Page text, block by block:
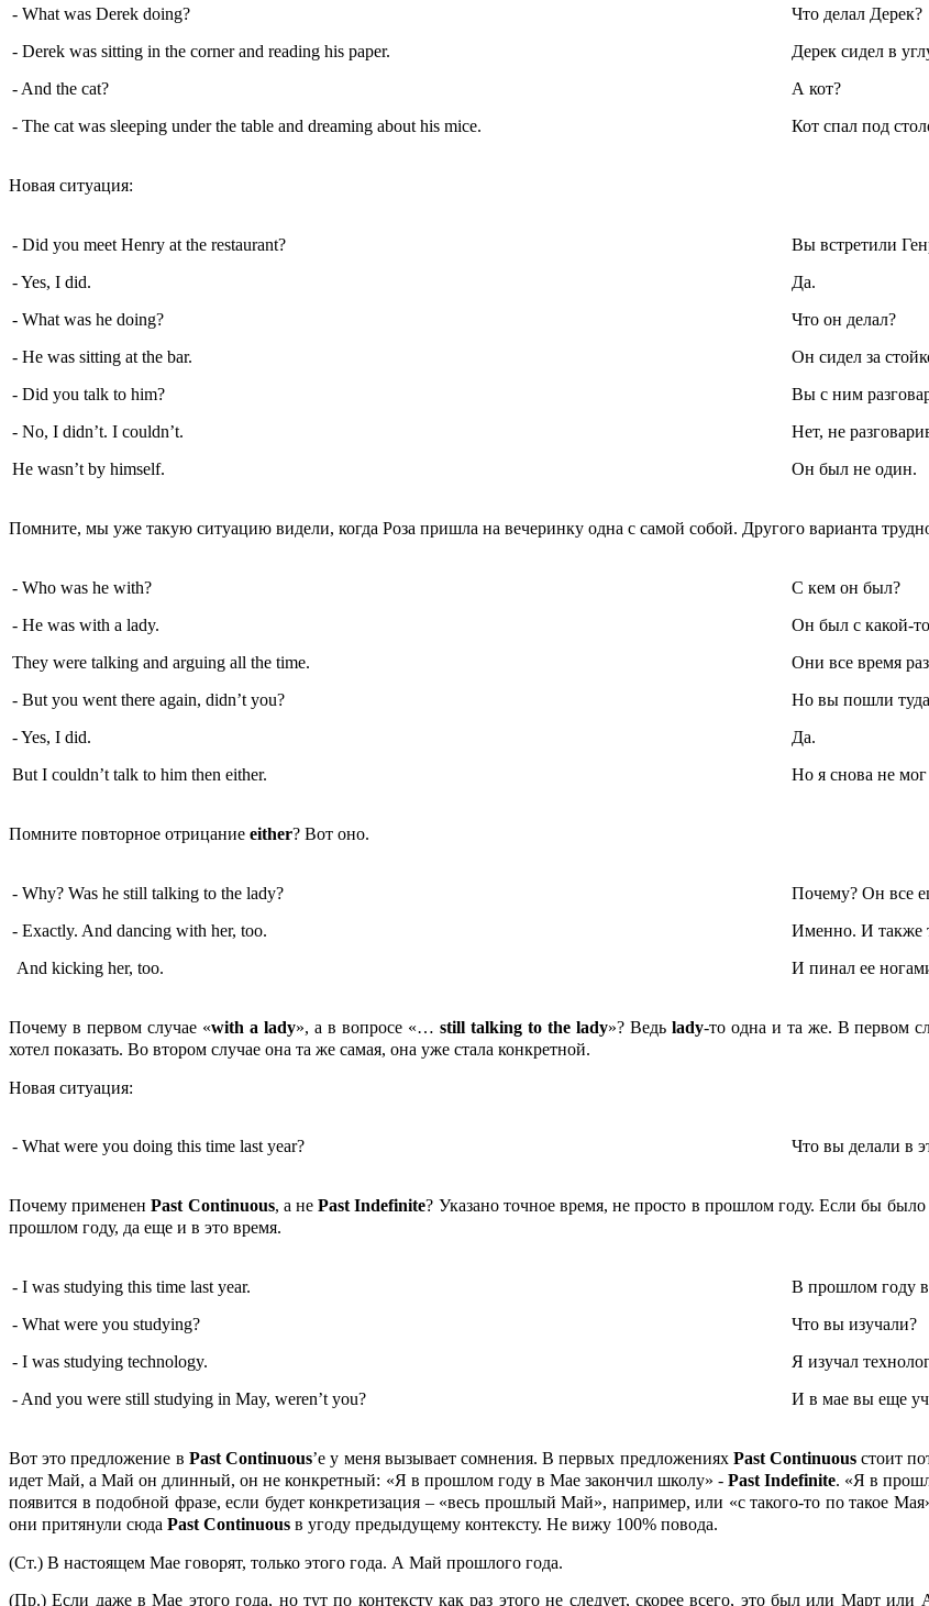
- What was Derek doing?
- Derek was sitting in the corner and reading his paper.
- And the cat?
- The cat was sleeping under the table and dreaming about his mice.
Что делал Дерек?
Дерек сидел в
А кот?
Кот спал под
Новая ситуация:
- Did you meet Henry at the restaurant?
- Yes, I did.
- What was he doing?
- He was sitting at the bar.
- Did you talk to him?
- No, I didn’t. I couldn’t.
He wasn’t by himself.
Вы встретили
Да.
Что он делал?
Он сидел за
Вы с ним
Нет, не
Он был не один.
Помните, мы уже такую ситуацию видели, когда Роза пришла на вечеринку одна с самой собой. Другого варианта
- Who was he with?
- He was with a lady.
They were talking and arguing all the time.
- But you went there again, didn’t you?
- Yes, I did.
But I couldn’t talk to him then either.
С кем он был?
Он был с какой-
Они все время
Но вы пошли туда
Да.
Но я снова не
Помните повторное отрицание either? Вот оно.
- Why? Was he still talking to the lady?
- Exactly. And dancing with her, too.
And kicking her, too.
Почему? Он все
Именно. И также
И пинал ее
Почему в первом случае «with a lady», а в вопросе «… still talking to the lady»? Ведь lady-то одна и та же. В первом
хотел показать. Во втором случае она та же самая, она уже стала конкретной.
Новая ситуация:
- What were you doing this time last year? Что вы делали в
Почему примененPast Continuous, а неPast Indefinite? Указано точное время, не просто в прошлом году. Если бы
прошлом году, да еще и в это время.
- I was studying this time last year.
- What were you studying?
- I was studying technology.
- And you were still studying in May, weren’t you?
В прошлом году в
Что вы изучали?
Я изучал
И в мае вы еще
Вот это предложение в PastContinuous’е у меня вызывает сомнения. В первых предложениях PastContinuous стоит
идет Май, а Май он длинный, он не конкретный: «Я в прошлом году в Мае закончил школу» -PastIndefinite. «Я в
появится в подобной фразе, если будет конкретизация – «весь прошлый Май», например, или «с такого-то по такое
они притянули сюда Past Continuous в угоду предыдущему контексту. Не вижу 100% повода.
(Ст.) В настоящем Мае говорят, только этого года. А Май прошлого года.
(Пр.) Если даже в Мае этого года, но тут по контексту как раз этого не следует, скорее всего, это был или Март